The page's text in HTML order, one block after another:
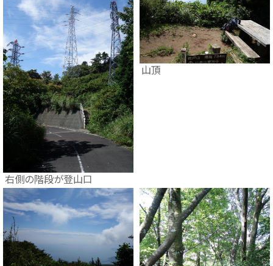
右側の階段が登山口
山頂